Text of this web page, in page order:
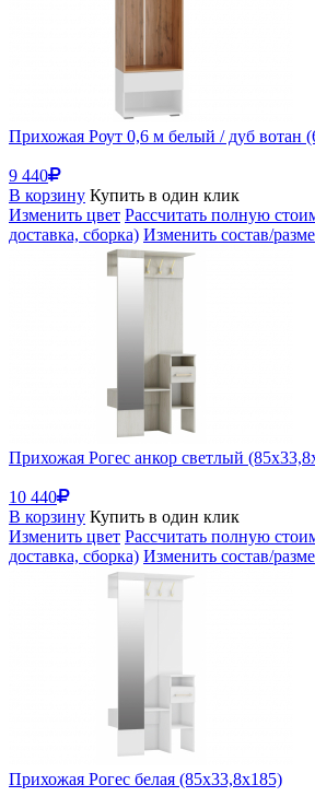
Прихожая Роут 0,6 м белый / дуб вотан
9 440
В корзину Купить в один клик
Изменить цвет Рассчитать полную
доставка, сборка) Изменить состав/
Прихожая Рогес анкор светлый
10 440
В корзину Купить в один клик
Изменить цвет Рассчитать полную
доставка, сборка) Изменить состав/
Прихожая Рогес белая (85x33,8x185)